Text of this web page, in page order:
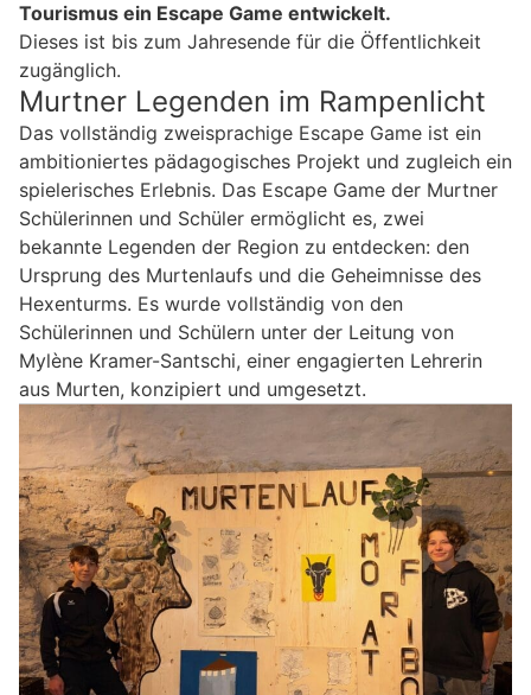
Tourismus ein Escape Game entwickelt.
Dieses ist bis zum Jahresende für die Öffentlichkeit
zugänglich.
Murtner Legenden im Rampenlicht
Das vollständig zweisprachige Escape Game ist ein
ambitioniertes pädagogisches Projekt und zugleich ein
spielerisches Erlebnis. Das Escape Game der Murtner
Schülerinnen und Schüler ermöglicht es, zwei
bekannte Legenden der Region zu entdecken: den
Ursprung des Murtenlaufs und die Geheimnisse des
Hexenturms. Es wurde vollständig von den
Schülerinnen und Schülern unter der Leitung von
Mylène Kramer-Santschi, einer engagierten Lehrerin
aus Murten, konzipiert und umgesetzt.